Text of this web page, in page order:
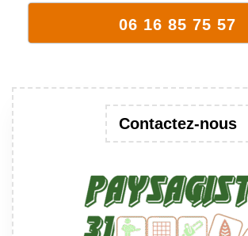
06 16 85 75 57
Contactez-nous